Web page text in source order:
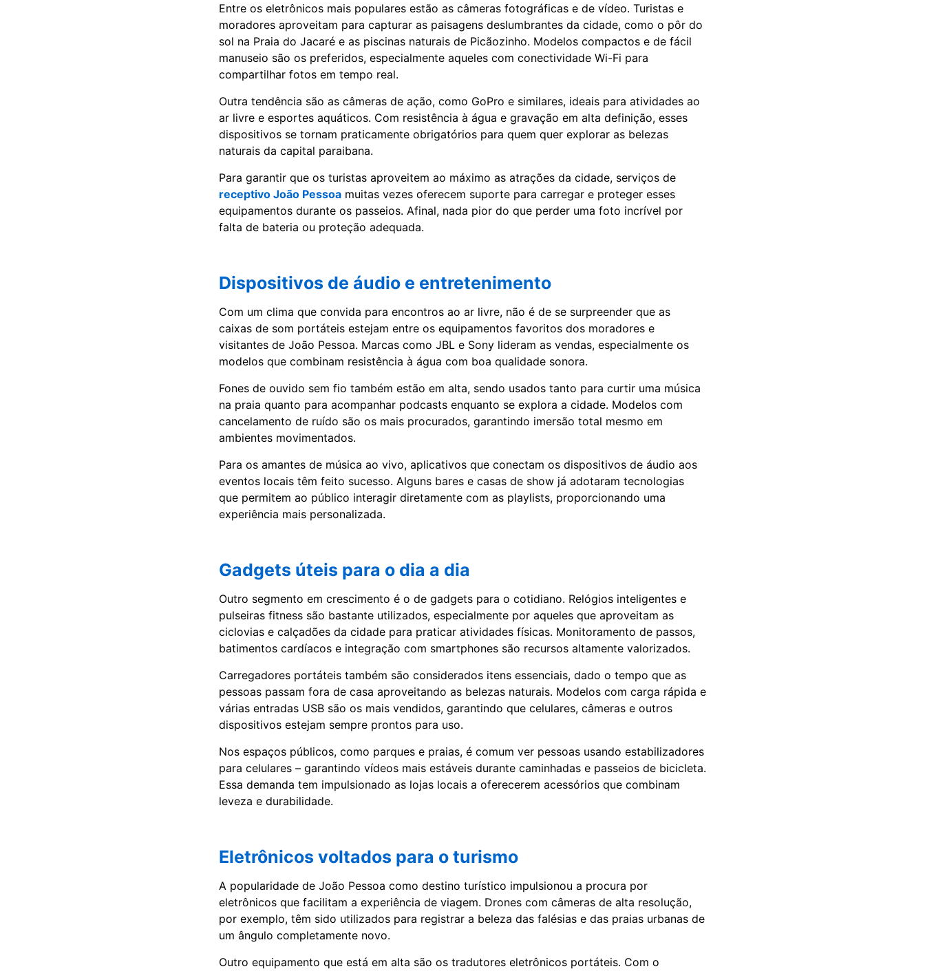
Entre os eletrônicos mais populares estão as câmeras fotográficas e de vídeo. Turistas e
moradores aproveitam para capturar as paisagens deslumbrantes da cidade, como o pôr do
sol na Praia do Jacaré e as piscinas naturais de Picãozinho. Modelos compactos e de fácil
manuseio são os preferidos, especialmente aqueles com conectividade Wi-Fi para
compartilhar fotos em tempo real.
Outra tendência são as câmeras de ação, como GoPro e similares, ideais para atividades ao
ar livre e esportes aquáticos. Com resistência à água e gravação em alta definição, esses
dispositivos se tornam praticamente obrigatórios para quem quer explorar as belezas
naturais da capital paraibana.
Para garantir que os turistas aproveitem ao máximo as atrações da cidade, serviços de
receptivo João Pessoa muitas vezes oferecem suporte para carregar e proteger esses
equipamentos durante os passeios. Afinal, nada pior do que perder uma foto incrível por
falta de bateria ou proteção adequada.
Dispositivos de áudio e entretenimento
Com um clima que convida para encontros ao ar livre, não é de se surpreender que as
caixas de som portáteis estejam entre os equipamentos favoritos dos moradores e
visitantes de João Pessoa. Marcas como JBL e Sony lideram as vendas, especialmente os
modelos que combinam resistência à água com boa qualidade sonora.
Fones de ouvido sem fio também estão em alta, sendo usados tanto para curtir uma música
na praia quanto para acompanhar podcasts enquanto se explora a cidade. Modelos com
cancelamento de ruído são os mais procurados, garantindo imersão total mesmo em
ambientes movimentados.
Para os amantes de música ao vivo, aplicativos que conectam os dispositivos de áudio aos
eventos locais têm feito sucesso. Alguns bares e casas de show já adotaram tecnologias
que permitem ao público interagir diretamente com as playlists, proporcionando uma
experiência mais personalizada.
Gadgets úteis para o dia a dia
Outro segmento em crescimento é o de gadgets para o cotidiano. Relógios inteligentes e
pulseiras fitness são bastante utilizados, especialmente por aqueles que aproveitam as
ciclovias e calçadões da cidade para praticar atividades físicas. Monitoramento de passos,
batimentos cardíacos e integração com smartphones são recursos altamente valorizados.
Carregadores portáteis também são considerados itens essenciais, dado o tempo que as
pessoas passam fora de casa aproveitando as belezas naturais. Modelos com carga rápida e
várias entradas USB são os mais vendidos, garantindo que celulares, câmeras e outros
dispositivos estejam sempre prontos para uso.
Nos espaços públicos, como parques e praias, é comum ver pessoas usando estabilizadores
para celulares – garantindo vídeos mais estáveis durante caminhadas e passeios de bicicleta.
Essa demanda tem impulsionado as lojas locais a oferecerem acessórios que combinam
leveza e durabilidade.
Eletrônicos voltados para o turismo
A popularidade de João Pessoa como destino turístico impulsionou a procura por
eletrônicos que facilitam a experiência de viagem. Drones com câmeras de alta resolução,
por exemplo, têm sido utilizados para registrar a beleza das falésias e das praias urbanas de
um ângulo completamente novo.
Outro equipamento que está em alta são os tradutores eletrônicos portáteis. Com o